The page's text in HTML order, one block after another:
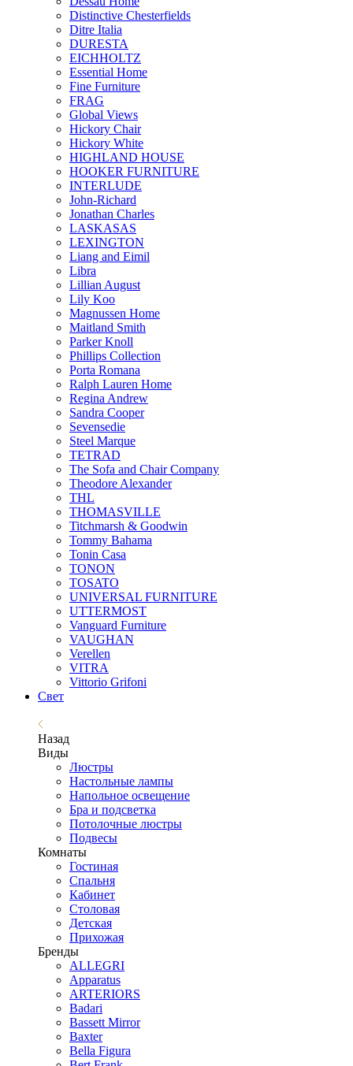
Distinctive Chesterfields
Ditre Italia
DURESTA
EICHHOLTZ
Essential Home
Fine Furniture
FRAG
Global Views
Hickory Chair
Hickory White
HIGHLAND HOUSE
HOOKER FURNITURE
INTERLUDE
John-Richard
Jonathan Charles
LASKASAS
LEXINGTON
Liang and Eimil
Libra
Lillian August
Lily Koo
Magnussen Home
Maitland Smith
Parker Knoll
Phillips Collection
Porta Romana
Ralph Lauren Home
Regina Andrew
Sandra Cooper
Sevensedie
Steel Marque
TETRAD
The Sofa and Chair Company
Theodore Alexander
THL
THOMASVILLE
Titchmarsh & Goodwin
Tommy Bahama
Tonin Casa
TONON
TOSATO
UNIVERSAL FURNITURE
UTTERMOST
Vanguard Furniture
VAUGHAN
Verellen
VITRA
Vittorio Grifoni
Свет
Назад
Виды
Люстры
Настольные лампы
Напольное освещение
Бра и подсветка
Потолочные люстры
Подвесы
Комнаты
Гостиная
Спальня
Кабинет
Столовая
Детская
Прихожая
Бренды
ALLEGRI
Apparatus
ARTERIORS
Badari
Bassett Mirror
Baxter
Bella Figura